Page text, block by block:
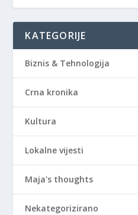
KATEGORIJE
Biznis & Tehnologija
Crna kronika
Kultura
Lokalne vijesti
Maja's thoughts
Nekategorizirano